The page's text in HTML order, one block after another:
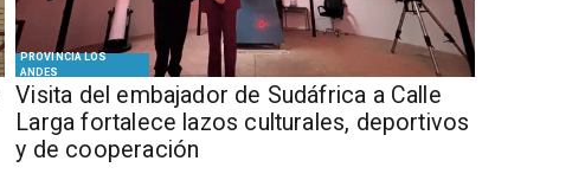
PROVINCIA LOS
ANDES
​Visita del embajador de Sudáfrica a Calle
Larga fortalece lazos culturales, deportivos
y de cooperación